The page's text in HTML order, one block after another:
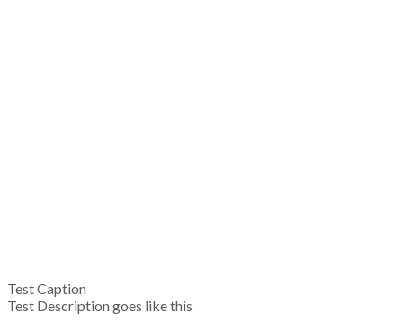
Test Caption
Test Description goes like this